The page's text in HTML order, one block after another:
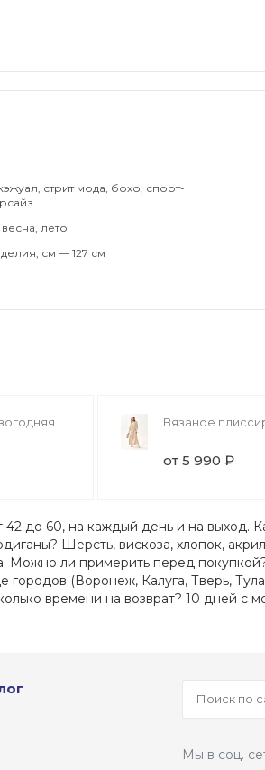
стрит мода, бохо, спорт-
лето
см — 127 см
Вязаное
от 5 990 ₽
до 60, на каждый день и на выход.
Шерсть, вискоза, хлопок,
Можно ли примерить перед
(Воронеж, Калуга, Тверь,
времени на возврат? 10 дней с
Мы в соц.